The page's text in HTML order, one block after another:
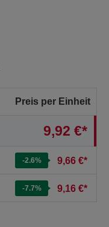
Preis per Einheit
9,92 €*
-2.6% 9,66 €*
-7.7% 9,16 €*